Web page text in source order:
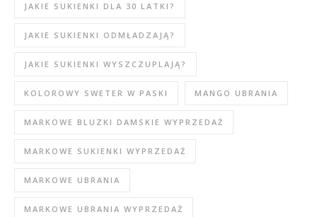
JAKIE SUKIENKI DLA 30 LATKI?
JAKIE SUKIENKI ODMŁADZAJĄ?
JAKIE SUKIENKI WYSZCZUPLAJĄ?
KOLOROWY SWETER W PASKI MANGO UBRANIA
MARKOWE BLUZKI DAMSKIE WYPRZEDAŻ
MARKOWE SUKIENKI WYPRZEDAŻ
MARKOWE UBRANIA
MARKOWE UBRANIA WYPRZEDAŻ